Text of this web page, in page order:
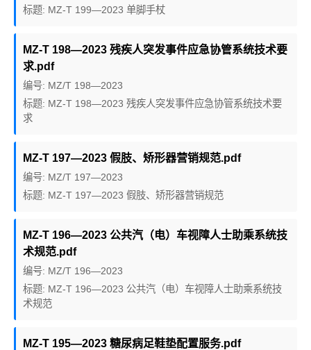
标题: MZ-T 199—2023 单脚手杖
MZ-T 198—2023 残疾人突发事件应急协管系统技术要
求.pdf
编号: MZ/T 198—2023
标题: MZ-T 198—2023 残疾人突发事件应急协管系统技术要
求
MZ-T 197—2023 假肢、矫形器营销规范.pdf
编号: MZ/T 197—2023
标题: MZ-T 197—2023 假肢、矫形器营销规范
MZ-T 196—2023 公共汽（电）车视障人士助乘系统技
术规范.pdf
编号: MZ/T 196—2023
标题: MZ-T 196—2023 公共汽（电）车视障人士助乘系统技
术规范
MZ-T 195—2023 糖尿病足鞋垫配置服务.pdf